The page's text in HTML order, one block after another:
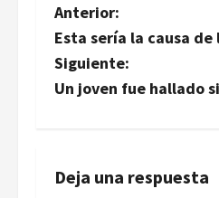
N
a
v
g
Anterior:
Esta sería la causa
Siguiente:
Un joven fue hallado
Deja una respuesta